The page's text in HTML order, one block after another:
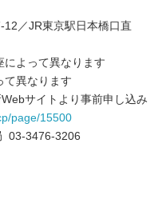
JR東京駅日本橋口直
よって異なります
異なります
サイトより事前申し込み
page/15500
03-3476-3206